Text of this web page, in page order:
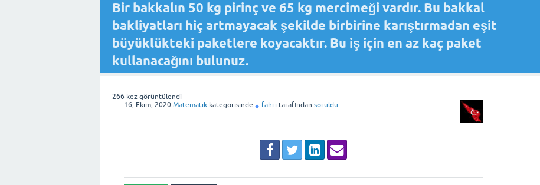
Bir bakkalın 50 kg pirinç ve 65 kg mercimeği vardır. Bu bakkal
bakliyatları hiç artmayacak şekilde birbirine karıştırmadan eşit
büyüklükteki paketlere koyacaktır. Bu iş için en az kaç paket
kullanacağını bulunuz.
266 kez görüntülendi
16, Ekim, 2020 Matematik kategorisinde ♦ fahri tarafından soruldu